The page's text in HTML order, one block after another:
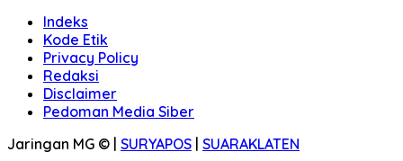
Indeks
Kode Etik
Privacy Policy
Redaksi
Disclaimer
Pedoman Media Siber
Jaringan MG © | SURYAPOS | SUARAKLATEN